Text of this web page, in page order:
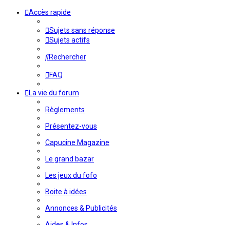
Accès rapide
Sujets sans réponse
Sujets actifs
Rechercher
FAQ
La vie du forum
Règlements
Présentez-vous
Capucine Magazine
Le grand bazar
Les jeux du fofo
Boite à idées
Annonces & Publicités